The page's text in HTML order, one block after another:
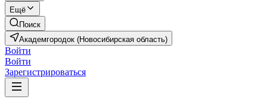
Ещё
Поиск
Академгородок (Новосибирская область)
Войти
Войти
Зарегистрироваться